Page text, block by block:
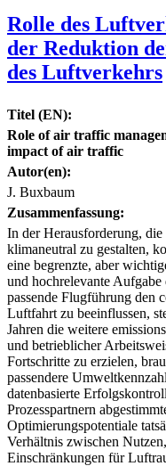
Rolle des
der Reduktion
des Luftverkehrs
Titel (EN):
Role of air traffic
impact of air traffic
Autor(en):
J. Buxbaum
Zusammenfassung:
In der Herausforderung,
klimaneutral zu gestalten,
eine begrenzte, aber
und hochrelevante
passende Flugführung den
Luftfahrt zu beeinflussen,
Jahren die weitere
und betrieblicher
Fortschritte zu erzielen,
passendere
datenbasierte
Prozesspartnern
Optimierungspotentiale
Verhältnis zwischen
Einschränkungen für